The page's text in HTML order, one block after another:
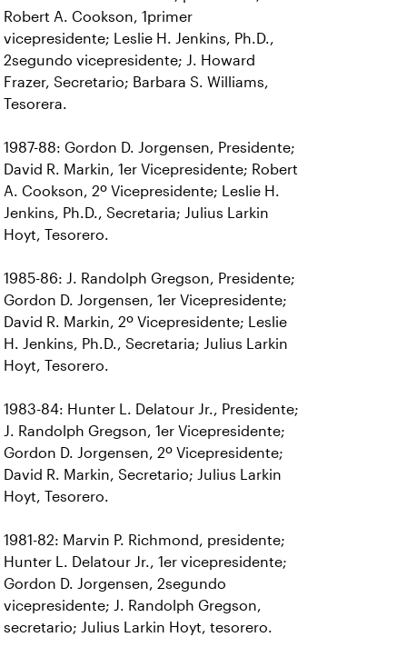
Robert A. Cookson, 1primer
vicepresidente; Leslie H. Jenkins, Ph.D.,
2segundo vicepresidente; J. Howard
Frazer, Secretario; Barbara S. Williams,
Tesorera.
1987-88: Gordon D. Jorgensen, Presidente;
David R. Markin, 1er Vicepresidente; Robert
A. Cookson, 2º Vicepresidente; Leslie H.
Jenkins, Ph.D., Secretaria; Julius Larkin
Hoyt, Tesorero.
1985-86: J. Randolph Gregson, Presidente;
Gordon D. Jorgensen, 1er Vicepresidente;
David R. Markin, 2º Vicepresidente; Leslie
H. Jenkins, Ph.D., Secretaria; Julius Larkin
Hoyt, Tesorero.
1983-84: Hunter L. Delatour Jr., Presidente;
J. Randolph Gregson, 1er Vicepresidente;
Gordon D. Jorgensen, 2º Vicepresidente;
David R. Markin, Secretario; Julius Larkin
Hoyt, Tesorero.
1981-82: Marvin P. Richmond, presidente;
Hunter L. Delatour Jr., 1er vicepresidente;
Gordon D. Jorgensen, 2segundo
vicepresidente; J. Randolph Gregson,
secretario; Julius Larkin Hoyt, tesorero.